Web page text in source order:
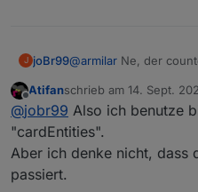
J joBr99@armilar Ne, der
muss man gar nix
seitentyp hast du das
Offline
Atifanschrieb am 14. Sept.
zuletzt editiert von
@jobr99 Also ich benutze
"cardEntities".
Aber ich denke nicht, dass
passiert.